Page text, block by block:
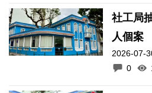
社工局
人個案
2026-07-
0